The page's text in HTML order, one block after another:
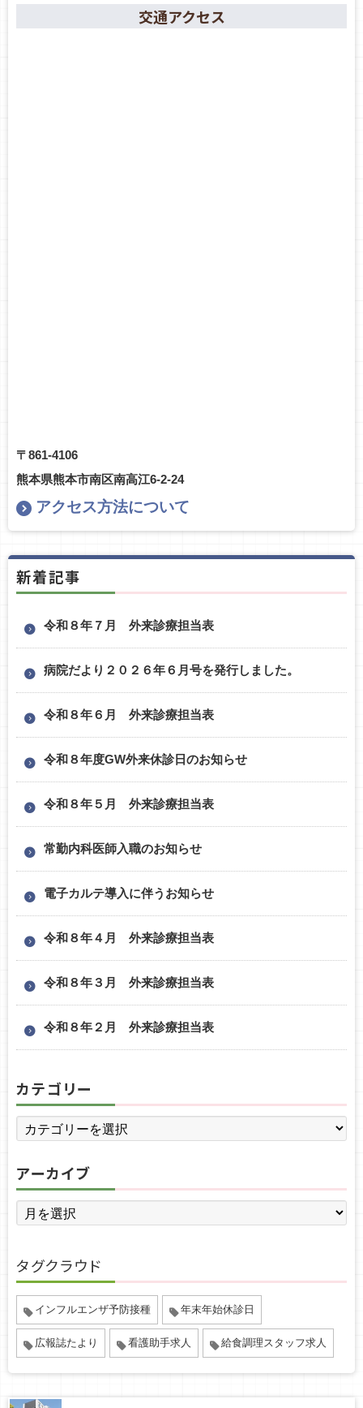
交通アクセス
〒861-4106
熊本県熊本市南区南高江6-2-24
アクセス方法について
新着記事
令和８年７月 外来診療担当表
病院だより２０２６年６月号を発行しました。
令和８年６月 外来診療担当表
令和８年度GW外来休診日のお知らせ
令和８年５月 外来診療担当表
常勤内科医師入職のお知らせ
電子カルテ導入に伴うお知らせ
令和８年４月 外来診療担当表
令和８年３月 外来診療担当表
令和８年２月 外来診療担当表
カテゴリー
アーカイブ
タグクラウド
インフルエンザ予防接種 年末年始休診日
広報誌たより 看護助手求人 給食調理スタッフ求人